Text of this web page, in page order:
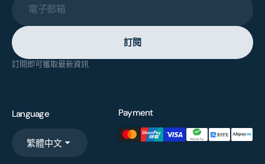
電子郵箱
訂閱
訂閱即可獲取最新資訊
Language
繁體中文
Payment